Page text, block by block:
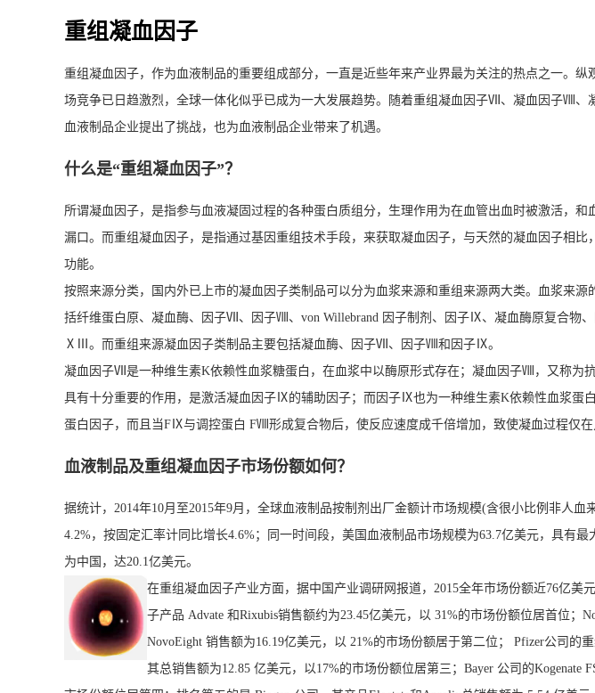
重组凝血因子
重组凝血因子，作为血液制品的重要组成部分，一直是近些年来产业界最为关注的热点之一。纵
场竞争已日趋激烈，全球一体化似乎已成为一大发展趋势。随着重组凝血因子Ⅶ、凝血因子Ⅷ
血液制品企业提出了挑战，也为血液制品企业带来了机遇。
什么是“重组凝血因子”？
所谓凝血因子，是指参与血液凝固过程的各种蛋白质组分，生理作用为在血管出血时被激活，和
漏口。而重组凝血因子，是指通过基因重组技术手段，来获取凝血因子，与天然的凝血因子相比
功能。
按照来源分类，国内外已上市的凝血因子类制品可以分为血浆来源和重组来源两大类。血浆来源
括纤维蛋白原、凝血酶、因子Ⅶ、因子Ⅷ、von Willebrand 因子制剂、因子Ⅸ、凝血酶原复合物
ⅩⅢ。而重组来源凝血因子类制品主要包括凝血酶、因子Ⅶ、因子Ⅷ和因子Ⅸ。
凝血因子Ⅶ是一种维生素K依赖性血浆糖蛋白，在血浆中以酶原形式存在；凝血因子Ⅷ，又称为
具有十分重要的作用，是激活凝血因子Ⅸ的辅助因子；而因子Ⅸ也为一种维生素K依赖性血浆蛋
蛋白因子，而且当FⅨ与调控蛋白 FⅧ形成复合物后，使反应速度成千倍增加，致使凝血过程仅在
血液制品及重组凝血因子市场份额如何？
据统计，2014年10月至2015年9月，全球血液制品按制剂出厂金额计市场规模(含很小比例非人血
4.2%，按固定汇率计同比增长4.6%；同一时间段，美国血液制品市场规模为63.7亿美元，具有
为中国，达20.1亿美元。
在重组凝血因子产业方面，据中国产业调研网报道，2015全年市场份额近76亿美
子产品 Advate 和Rixubis销售额约为23.45亿美元，以 31%的市场份额位居首位；
NovoEight 销售额为16.19亿美元，以 21%的市场份额居于第二位； Pfizer公司的重
其总销售额为12.85 亿美元，以17%的市场份额位居第三；Bayer 公司的Kogenate